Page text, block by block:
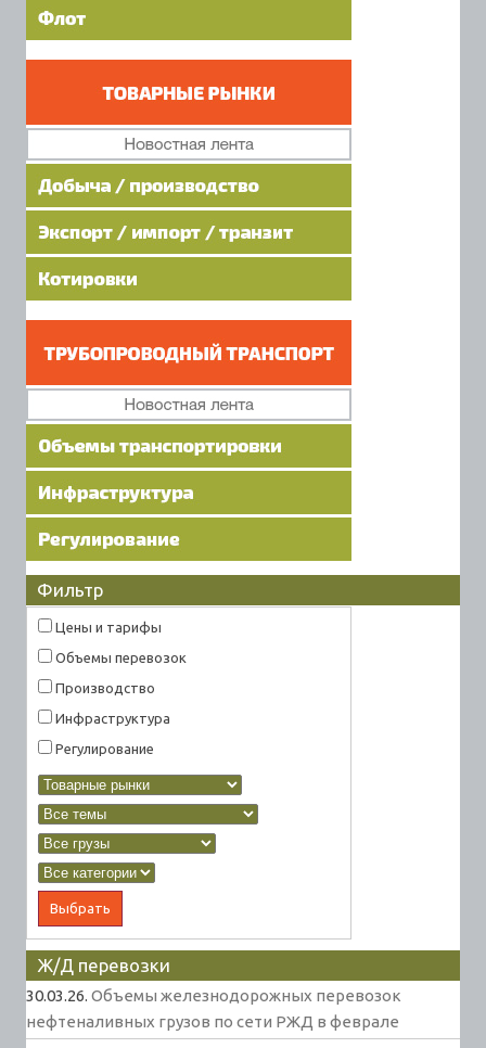
Фильтр
Цены и тарифы
Объемы перевозок
Производство
Инфраструктура
Регулирование
Ж/Д перевозки
30.03.26. Объемы железнодорожных перевозок
нефтеналивных грузов по сети РЖД в феврале